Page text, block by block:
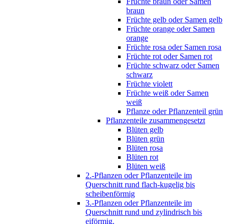
braun
Früchte gelb oder Samen gelb
Früchte orange oder Samen
orange
Früchte rosa oder Samen rosa
Früchte rot oder Samen rot
Früchte schwarz oder Samen
schwarz
Früchte violett
Früchte weiß oder Samen
weiß
Pflanze oder Pflanzenteil grün
Pflanzenteile zusammengesetzt
Blüten gelb
Blüten grün
Blüten rosa
Blüten rot
Blüten weiß
2.-Pflanzen oder Pflanzenteile im
Querschnitt rund flach-kugelig bis
scheibenförmig
3.-Pflanzen oder Pflanzenteile im
Querschnitt rund und zylindrisch bis
eiförmig.